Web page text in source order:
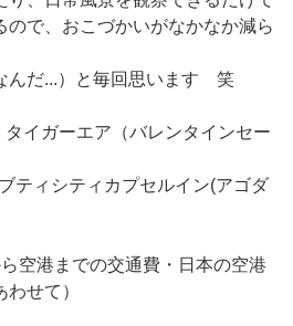
ので、おこづかいがなかなか減ら
んだ...）と毎回思います 笑
イガーエア（バレンタインセー
ティシティカプセルイン(アゴダ
空港までの交通費・日本の空港
せて）